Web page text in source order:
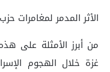
الأثر المدمر لمغامرات
من أبرز الأمثلة على
غزة خلال الهجوم